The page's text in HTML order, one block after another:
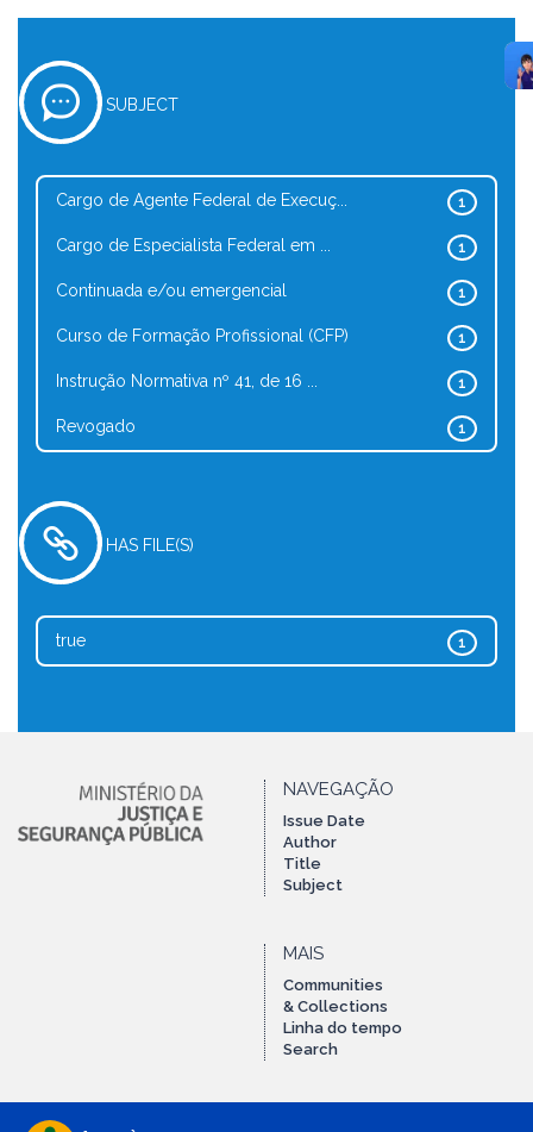
SUBJECT
1
Cargo de Agente Federal de Execuç...
1
Cargo de Especialista Federal em ...
1
Continuada e/ou emergencial
1
Curso de Formação Profissional (CFP)
1
Instrução Normativa nº 41, de 16 ...
1
Revogado
HAS FILE(S)
1
true
NAVEGAÇÃO
Issue Date
Author
Title
Subject
MAIS
Communities
& Collections
Linha do tempo
Search